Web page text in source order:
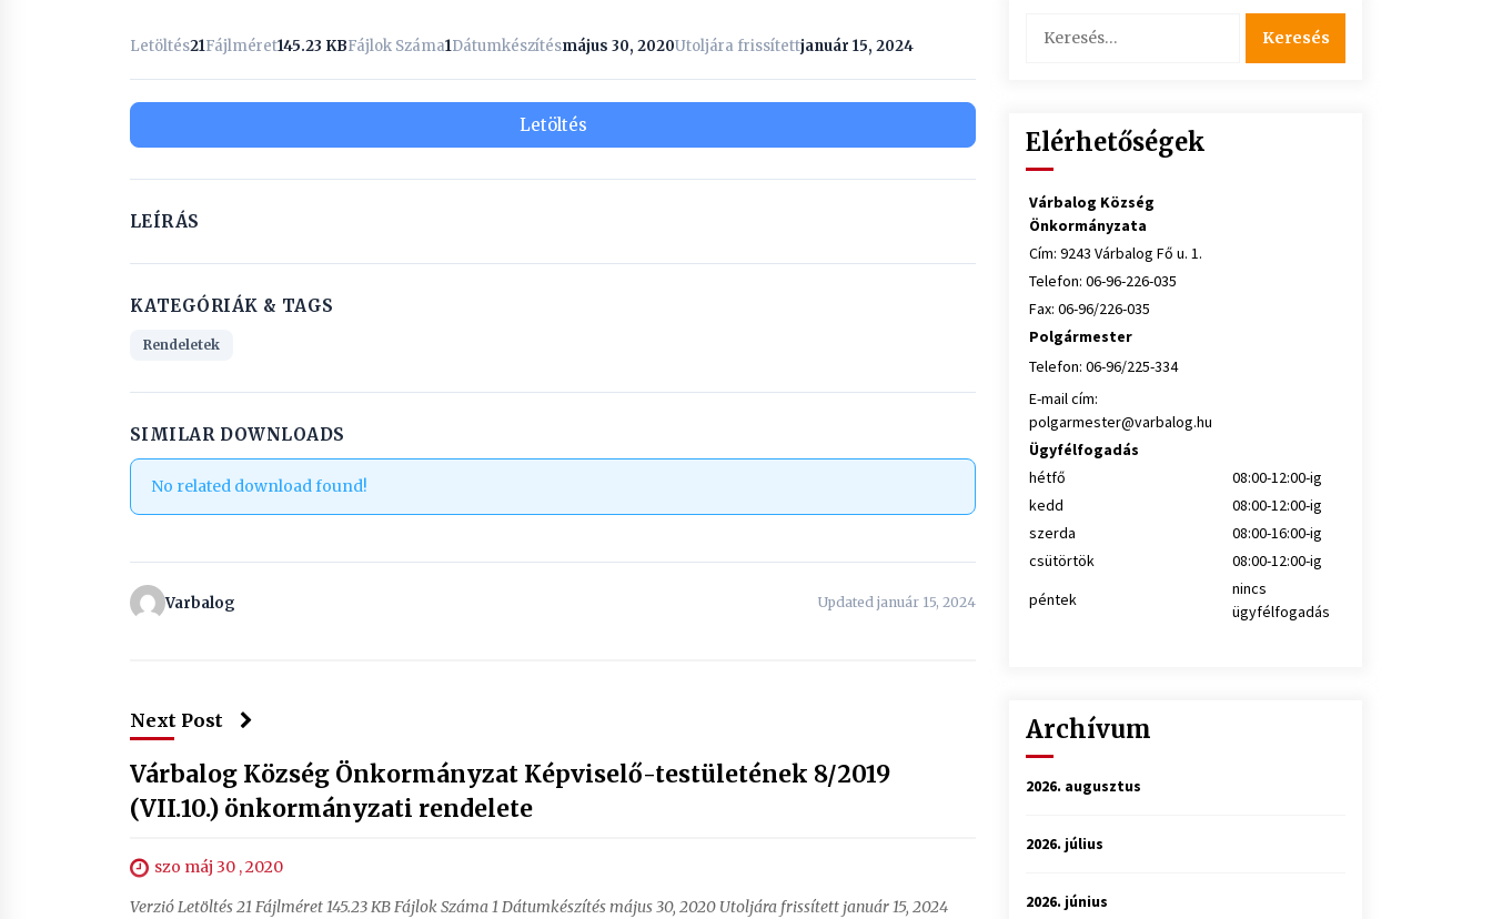
Letöltés21Fájlméret145.23 KBFájlok Száma1Dátumkészítésmájus 30, 2020Utoljára frissítettjanuár 15, 2024
Letöltés
LEÍRÁS
KATEGÓRIÁK & TAGS
Rendeletek
SIMILAR DOWNLOADS
No related download found!
Varbalog Updated január 15, 2024
Next Post
Várbalog Község Önkormányzat Képviselő-testületének 8/2019
(VII.10.) önkormányzati rendelete
szo máj 30 , 2020
Verzió Letöltés 21 Fájlméret 145.23 KB Fájlok Száma 1 Dátumkészítés május 30, 2020 Utoljára frissített január 15, 2024
Elérhetőségek
Várbalog Község
Önkormányzata
Cím: 9243 Várbalog Fő u. 1.
Telefon: 06-96-226-035
Fax: 06-96/226-035
Polgármester
Telefon: 06-96/225-334
E-mail cím:
polgarmester@varbalog.hu
Ügyfélfogadás
hétfő
08:00-12:00-ig
kedd
08:00-12:00-ig
szerda
08:00-16:00-ig
csütörtök
08:00-12:00-ig
péntek
nincs
ügyfélfogadás
Archívum
2026. augusztus
2026. július
2026. június